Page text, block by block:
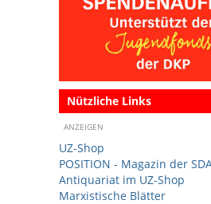
Nützliche Links
ANZEIGEN
UZ-Shop
POSITION - Magazin der
Antiquariat im UZ-Shop
Marxistische Blätter